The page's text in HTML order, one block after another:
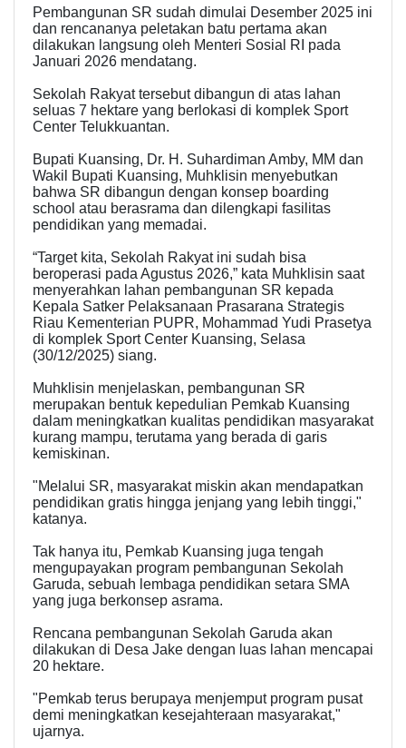
Pembangunan SR sudah dimulai Desember 2025 ini
dan rencananya peletakan batu pertama akan
dilakukan langsung oleh Menteri Sosial RI pada
Januari 2026 mendatang.
Sekolah Rakyat tersebut dibangun di atas lahan
seluas 7 hektare yang berlokasi di komplek Sport
Center Telukkuantan.
Bupati Kuansing, Dr. H. Suhardiman Amby, MM dan
Wakil Bupati Kuansing, Muhklisin menyebutkan
bahwa SR dibangun dengan konsep boarding
school atau berasrama dan dilengkapi fasilitas
pendidikan yang memadai.
“Target kita, Sekolah Rakyat ini sudah bisa
beroperasi pada Agustus 2026,” kata Muhklisin saat
menyerahkan lahan pembangunan SR kepada
Kepala Satker Pelaksanaan Prasarana Strategis
Riau Kementerian PUPR, Mohammad Yudi Prasetya
di komplek Sport Center Kuansing, Selasa
(30/12/2025) siang.
Muhklisin menjelaskan, pembangunan SR
merupakan bentuk kepedulian Pemkab Kuansing
dalam meningkatkan kualitas pendidikan masyarakat
kurang mampu, terutama yang berada di garis
kemiskinan.
"Melalui SR, masyarakat miskin akan mendapatkan
pendidikan gratis hingga jenjang yang lebih tinggi,"
katanya.
Tak hanya itu, Pemkab Kuansing juga tengah
mengupayakan program pembangunan Sekolah
Garuda, sebuah lembaga pendidikan setara SMA
yang juga berkonsep asrama.
Rencana pembangunan Sekolah Garuda akan
dilakukan di Desa Jake dengan luas lahan mencapai
20 hektare.
"Pemkab terus berupaya menjemput program pusat
demi meningkatkan kesejahteraan masyarakat,"
ujarnya.